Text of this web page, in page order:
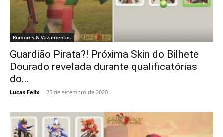
Rumores & Vazamentos
Guardião Pirata?! Próxima Skin do Bilhete
Dourado revelada durante qualificatórias
do...
Lucas Felix - 25 de setembro de 2020